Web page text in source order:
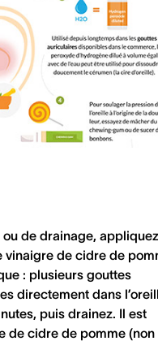
ou de drainage, appliquez
vinaigre de cidre de
: plusieurs gouttes
directement dans
puis drainez. Il est
de cidre de pomme (non